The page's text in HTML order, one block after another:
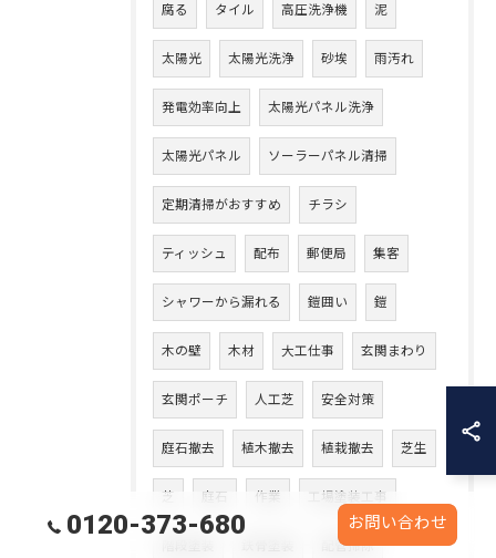
腐る タイル 高圧洗浄機 泥
太陽光 太陽光洗浄 砂埃 雨汚れ
発電効率向上 太陽光パネル洗浄
太陽光パネル ソーラーパネル清掃
定期清掃がおすすめ チラシ
ティッシュ 配布 郵便局 集客
シャワーから漏れる 鎧囲い 鎧
木の壁 木材 大工仕事 玄関まわり
玄関ポーチ 人工芝 安全対策
庭石撤去 植木撤去 植栽撤去 芝生
芝 庭石 作業 工場塗装工事
配管掃除
0120-373-680 お問い合わせ